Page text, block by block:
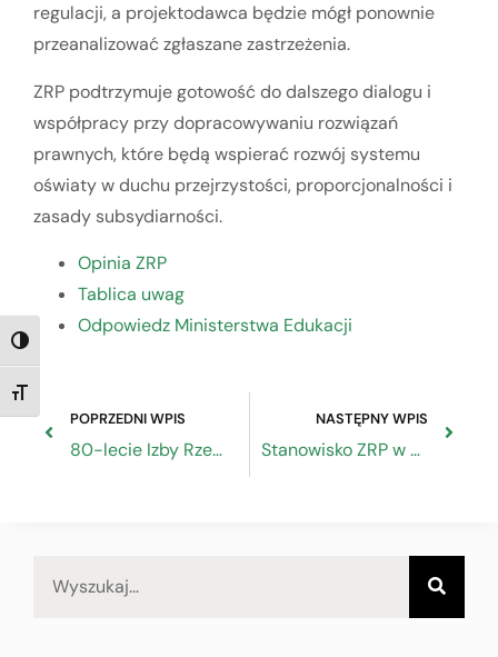
TOGGLE HIGH CONTRAST
TOGGLE FONT SIZE
regulacji, a projektodawca będzie mógł ponownie
przeanalizować zgłaszane zastrzeżenia.
ZRP podtrzymuje gotowość do dalszego dialogu i
współpracy przy dopracowywaniu rozwiązań
prawnych, które będą wspierać rozwój systemu
oświaty w duchu przejrzystości, proporcjonalności i
zasady subsydiarności.
Opinia ZRP
Tablica uwag
Odpowiedz Ministerstwa Edukacji
POPRZEDNI WPIS
80-lecie Izby Rzemieślniczej w Szczecinie – uroczystość pełna tradycji i inspiracji
NASTĘPNY WPIS
Stanowisko ZRP w sprawie projektu ustawy o Małym ZUS-ie Plus